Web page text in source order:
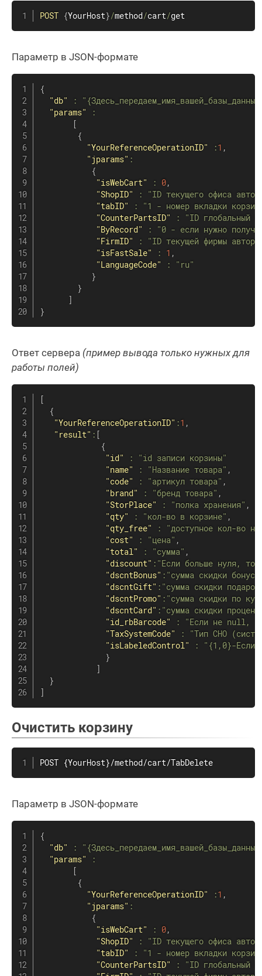
POST {YourHost}/method/cart/get
Параметр в JSON-формате
{
"db"
:
"params"
:
[
{
"YourReferenceOperationID"
:1 ,
"jparams" :
{
"isWebCart"
: 0,
"ShopID"
:
"ID текущего офиса
"tabID"
:
"1 - номер вкладки
"CounterPartsID"
:
"ID глобальный
"ByRecord"
:
"0 - если нужно
"FirmID"
:
"ID текущей фирмы
"isFastSale"
: 1 ,
"LanguageCode"
:
"ru"
}
}
]
}
Ответ сервера (пример вывода только нужных для
работы полей)
[
{
"YourReferenceOperationID" :1 ,
"result" : [
{
"id"
:
"id записи корзины"
"name"
: "Название товара" ,
"code"
: "артикул товара" ,
"brand"
: "бренд товара" ,
"StorPlace"
: "полка хранения" ,
"qty"
: "кол-во в корзине" ,
"qty_free"
:
"доступное кол-во
"cost"
: "цена" ,
"total"
: "сумма" ,
"discount" : "Если больше нуля, то
"dscntBonus" : "сумма скидки
"dscntGift" : "сумма скидки
"dscntPromo" : "сумма скидки по
"dscntCard" : "сумма скидки
"id_rbBarcode"
:
"Если не null, то
"TaxSystemCode"
:
"Тип СНО
"isLabeledControl"
:
"{1,0}-Если
}
]
}
]
Очистить корзину
POST {YourHost}/method/cart/TabDelete
Параметр в JSON-формате
{
"db"
:
"params"
:
[
{
"YourReferenceOperationID"
:1 ,
"jparams" :
{
"isWebCart"
: 0,
"ShopID"
:
"ID текущего офиса
"tabID"
:
"1 - номер вкладки
"CounterPartsID"
:
"ID глобальный